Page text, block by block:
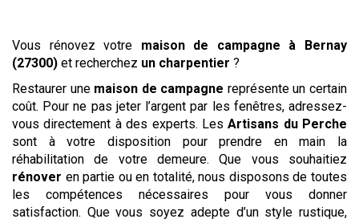
Vous rénovez votre maison de campagne à Bernay
(27300) et recherchez un charpentier ?
Restaurer une maison de campagne représente un certain
coût. Pour ne pas jeter l’argent par les fenêtres, adressez-
vous directement à des experts. LesArtisans du Perche
sont à votre disposition pour prendre en main la
réhabilitation de votre demeure. Que vous souhaitiez
rénover en partie ou en totalité, nous disposons de toutes
les compétences nécessaires pour vous donner
satisfaction. Que vous soyez adepte d’un style rustique,